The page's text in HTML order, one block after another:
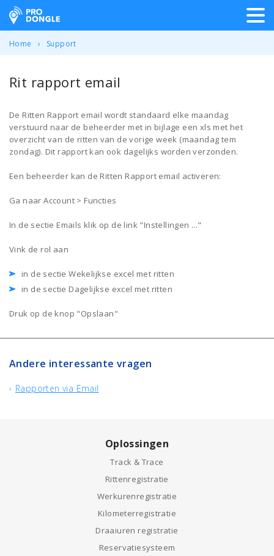
ProDongle Track & Trace
Home Support
Rit rapport email
De Ritten Rapport email wordt standaard elke maandag
verstuurd naar de beheerder met in bijlage een xls met het
overzicht van de ritten van de vorige week (maandag tem
zondag). Dit rapport kan ook dagelijks worden verzonden.
Een beheerder kan de Ritten Rapport email activeren:
Ga naar Account > Functies
In de sectie Emails klik op de link "Instellingen ..."
Vink de rol aan
in de sectie Wekelijkse excel met ritten
in de sectie Dagelijkse excel met ritten
Druk op de knop "Opslaan"
Andere interessante vragen
Rapporten via Email
Oplossingen
Track & Trace
Rittenregistratie
Werkurenregistratie
Kilometerregistratie
Draaiuren registratie
Reservatiesysteem